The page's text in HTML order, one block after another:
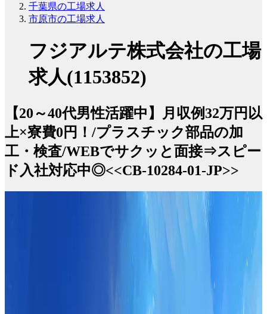
千葉県の工場求人
市原市の工場求人
フジアルテ株式会社の工場
求人(1153852)
【20～40代男性活躍中】月収例32万円以
上×寮費0円！/プラスチック部品の加
工・検査/WEBでサクッと面接⇒スピー
ド入社対応中◎<<CB-10284-01-JP>>